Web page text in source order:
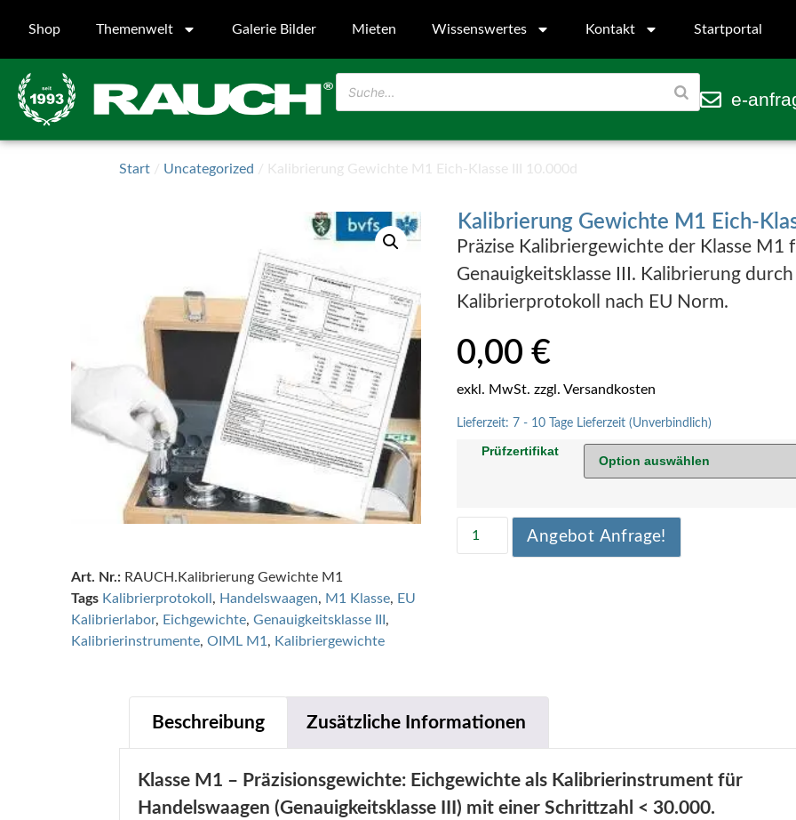
Shop Themenwelt Galerie Bilder Mieten Wissenswertes Kontakt Startportal
e-
Start / Uncategorized / Kalibrierung Gewichte M1 Eich-Klasse III 10.000d
Art. Nr.: RAUCH.Kalibrierung Gewichte M1
Tags Kalibrierprotokoll , Handelswaagen, M1 Klasse, EU
Kalibrierlabor, Eichgewichte, Genauigkeitsklasse III ,
Kalibrierinstrumente, OIML M1 , Kalibriergewichte
Kalibrierung Gewichte M1 Eich-
Präzise Kalibriergewichte der Klasse M1
Genauigkeitsklasse III. Kalibrierung
Kalibrierprotokoll nach EU Norm.
0,00€
Lieferzeit: 7 - 10 Tage Lieferzeit (Unverbindlich)
Prüfzertifikat
Angebot Anfrage!
Beschreibung Zusätzliche Informationen
Klasse M1 – Präzisionsgewichte: Eichgewichte als Kalibrierinstrument für
Handelswaagen (Genauigkeitsklasse III) mit einer Schrittzahl < 30.000.